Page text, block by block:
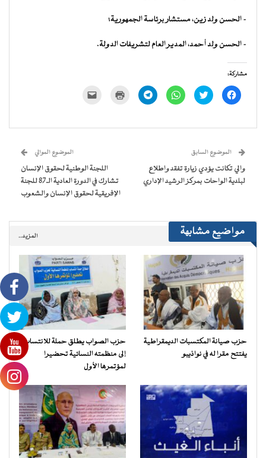
– الحسن ولد زين، مستشار برئاسة الجمهورية؛
– الحسن ولد أحمد، المدير العام لتشريفات الدولة.
مشاركة:
انقر
للمشاركة
في
اضغط
للمشاركة
في
انقر
للمشاركة
في
انقر
للمشاركة
في
للطباعة
جديدة) الإلكتروني
نافذة
جديدة)
الموضوع السابق
والي تكانت يؤدي زيارة تفقد واطلاع
لبلدية الواحات بمركز الرشيد الإداري
الموضوع الموالي
اللجنة الوطنية لحقوق الإنسان
تشارك في الدورة العادية الـ87 للجنة
الإفريقية لحقوق الإنسان والشعوب
مواضيع مشابهة المزيد..
حزب صيانة المكتسبات الديمقراطية
يفتتح مقرا له في نواذيبو
حزب الصواب يطلق حملة للانتساب
إلى منظمته النسائية تحضيرا
لمؤتمرها الأول